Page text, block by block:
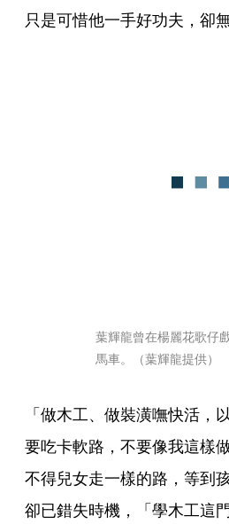
只是可惜他一手好功夫，卻無
葉輝龍曾在楊麗花歌仔
馬車。（葉輝龍提供）
「做木工、做裝潢嘸快活，
要吃卡軟路，不要像我這樣
不得兒女走一樣的路，等到
卻已錯失時機，「學木工這